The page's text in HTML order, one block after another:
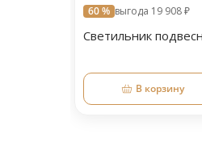
60 % выгода 19 908 ₽
Светильник
В корзину